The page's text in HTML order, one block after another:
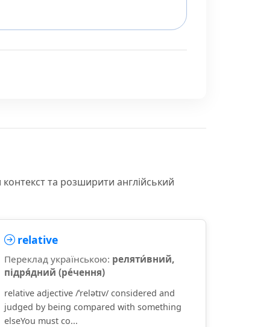
та розширити англійський
relative
Переклад українською: реляти́вний,
підря́дний (ре́чення)
relative adjective /ˈrelətɪv/ considered and
judged by being compared with something
elseYou must co...